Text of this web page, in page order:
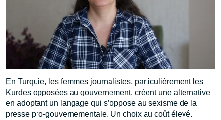
En Turquie, les femmes journalistes, particulièrement les
Kurdes opposées au gouvernement, créent une alternative
en adoptant un langage qui s’oppose au sexisme de la
presse pro-gouvernementale. Un choix au coût élevé.